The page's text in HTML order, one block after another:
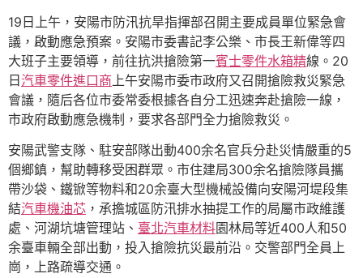
19日上午，安陽市防汛抗旱指揮部召開主要成員單位緊急會
議，啟動應急預案。安陽市委書記李公樂、市長王新偉等四
大班子主要領導，前往抗洪搶險第一賓士零件水箱精線。20
日汽車零件進口商 上午安陽市委市政府又召開搶險救災緊急
會議，隨后各位市委常委根據各自分工迅速奔赴搶險一線，
市政府啟動應急機制，要求各部門全力搶險救災。
安陽武警支隊、駐安部隊出動400余名官兵分赴災情嚴重的5
個鄉鎮，幫助轉移受困群眾。市住建局300余名搶險隊員攜
帶沙袋、鐵锨等物料和20余臺大型機械設備向安陽河堤段集
結汽車機油芯 ，承擔城區防汛排水抽提工作的局屬市政維護
處、河湖坑塘管理站、 臺北汽車材料園林局等近400人和50
余臺車輛全部出動，投入搶險抗災最前沿。交警部門全員上
崗，上路疏導交通。